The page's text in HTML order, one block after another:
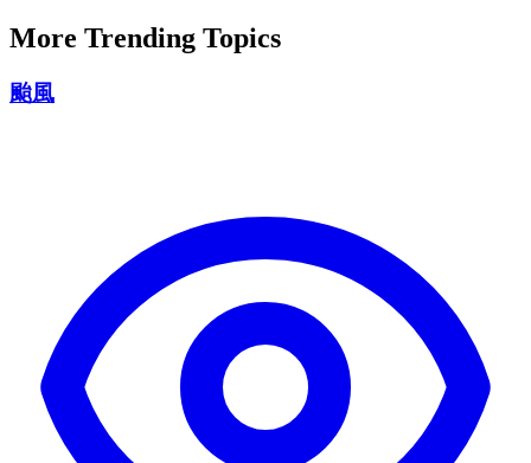
More Trending Topics
颱風